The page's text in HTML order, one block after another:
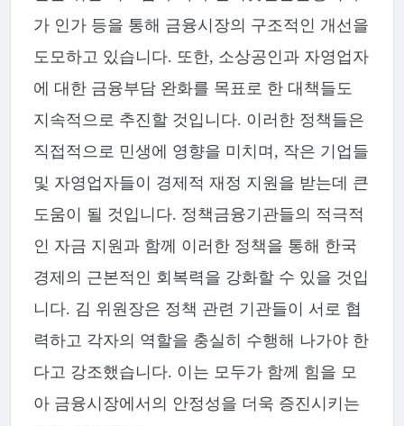
가 인가 등을 통해 금융시장의 구조적인 개선을
도모하고 있습니다. 또한, 소상공인과 자영업자
에 대한 금융부담 완화를 목표로 한 대책들도
지속적으로 추진할 것입니다. 이러한 정책들은
직접적으로 민생에 영향을 미치며, 작은 기업들
및 자영업자들이 경제적 재정 지원을 받는데 큰
도움이 될 것입니다. 정책금융기관들의 적극적
인 자금 지원과 함께 이러한 정책을 통해 한국
경제의 근본적인 회복력을 강화할 수 있을 것입
니다. 김 위원장은 정책 관련 기관들이 서로 협
력하고 각자의 역할을 충실히 수행해 나가야 한
다고 강조했습니다. 이는 모두가 함께 힘을 모
아 금융시장에서의 안정성을 더욱 증진시키는